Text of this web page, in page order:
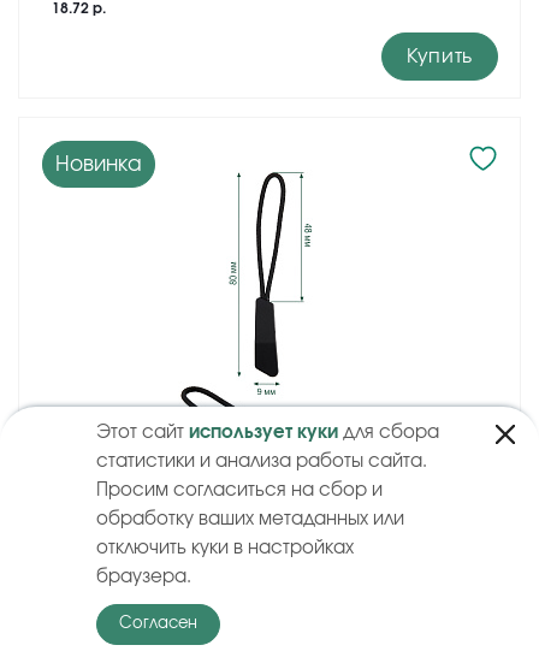
Этот сайт использует куки для сбора
статистики и анализа работы сайта.
Просим согласиться на сбор и
обработку ваших метаданных или
отключить куки в настройках
браузера.
Согласен
18.72 р.
Купить
Новинка
Пуллер для бегунка, пластиковый - PUL09, черный, 50 шт
11.23 р.